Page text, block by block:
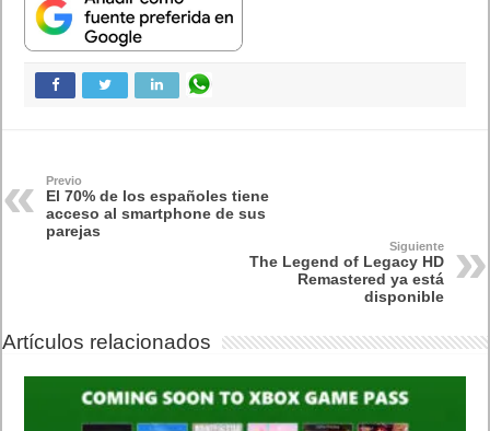
Previo
El 70% de los españoles tiene
acceso al smartphone de sus
parejas
Siguiente
The Legend of Legacy HD
Remastered ya está
disponible
Artículos relacionados